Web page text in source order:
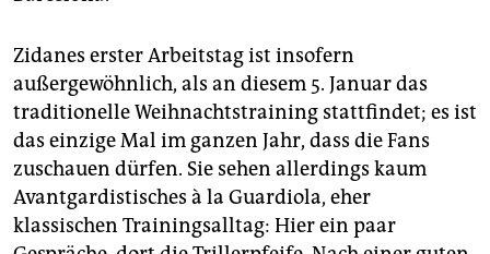
Zidanes erster Arbeitstag ist insofern
außergewöhnlich, als an diesem 5. Januar das
traditionelle Weihnachtstraining stattfindet; es ist
das einzige Mal im ganzen Jahr, dass die Fans
zuschauen dürfen. Sie sehen allerdings kaum
Avantgardistisches à la Guardiola, eher
klassischen Trainingsalltag: Hier ein paar